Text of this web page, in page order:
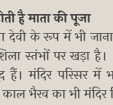
है माता की पूजा
देवी के रूप में भी
स्तंभों पर खड़ा
हैं। मंद‍िर परिसर में
काल भैरव का भी मंद‍िर